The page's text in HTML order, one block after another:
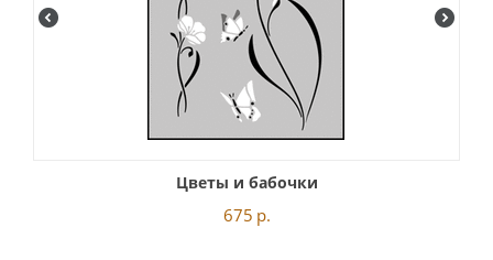
Цветы и бабочки
675 р.